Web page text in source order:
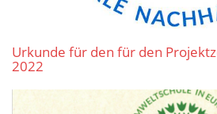
Urkunde für den für den
2022